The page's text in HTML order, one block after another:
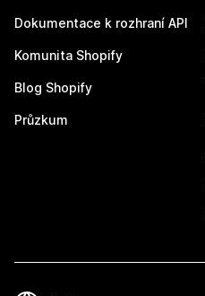
Dokumentace k rozhraní API
Komunita Shopify
Blog Shopify
Průzkum